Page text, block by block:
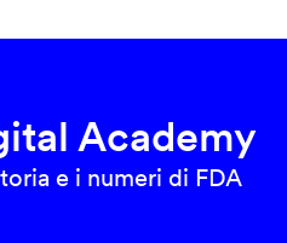
Academy
e i numeri di FDA